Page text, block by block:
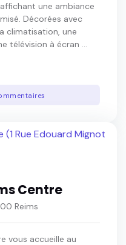
une ambiance
Décorées avec
climatisation, une
télévision à écran ...
Centre
Reims
vous accueille au